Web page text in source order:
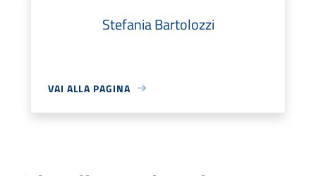
Stefania Bartolozzi
VAI ALLA PAGINA